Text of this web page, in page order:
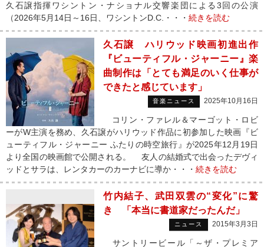
久石譲指揮ワシントン・ナショナル交響楽団による3回の公演
（2026年5月14日～16日、ワシントンD.C.・・・ 続きを読む
久石譲 ハリウッド映画初進出作
『ビューティフル・ジャーニー』楽
曲制作は「とても満足のいく仕事が
できたと感じています」
音楽ニュース 2025年10月16日
コリン・ファレル＆マーゴット・ロビ
ーがW主演を務め、久石譲がハリウッド作品に初参加した映画『ビ
ューティフル・ジャーニー ふたりの時空旅行』が2025年12月19日
より全国の映画館で公開される。 友人の結婚式で出会ったデヴィ
ッドとサラは、レンタカーのカーナビに導か・・・ 続きを読む
竹内結子、武田双雲の“変化”に驚
き 「本当に書道家だったんだ」
ニュース 2015年3月3日
サントリービール「～ザ・プレミア